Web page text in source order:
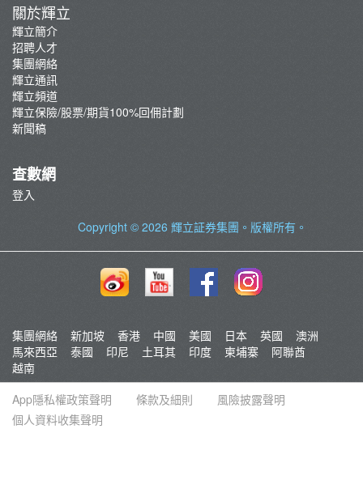
關於輝立
輝立簡介
招聘人才
集團網絡
輝立通訊
輝立頻道
輝立保險/股票/期貨100%回佣計劃
新聞稿
查數網
登入
Copyright © 2026 輝立証券集團 。版權所有。
集團網絡 新加坡 香港 中國 美國 日本 英國
澳洲
馬來西亞
泰國 印尼 土耳其 印度 柬埔寨
阿聯酋
越南
App隱私權政策聲明
條款及細則
風險披露聲明
個人資料收集聲明